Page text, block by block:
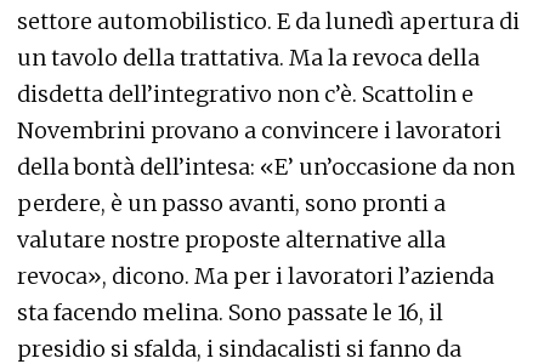
settore automobilistico. E da lunedì apertura di
un tavolo della trattativa. Ma la revoca della
disdetta dell’integrativo non c’è. Scattolin e
Novembrini provano a convincere i lavoratori
della bontà dell’intesa: «E’ un’occasione da non
perdere, è un passo avanti, sono pronti a
valutare nostre proposte alternative alla
revoca», dicono. Ma per i lavoratori l’azienda
sta facendo melina. Sono passate le 16, il
presidio si sfalda, i sindacalisti si fanno da